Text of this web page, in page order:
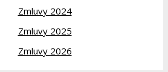
Zmluvy 2024
Zmluvy 2025
Zmluvy 2026